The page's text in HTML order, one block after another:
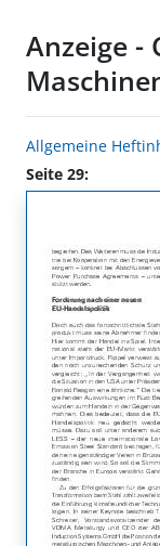
Anzeige -
Allgemeine
Seite 29: